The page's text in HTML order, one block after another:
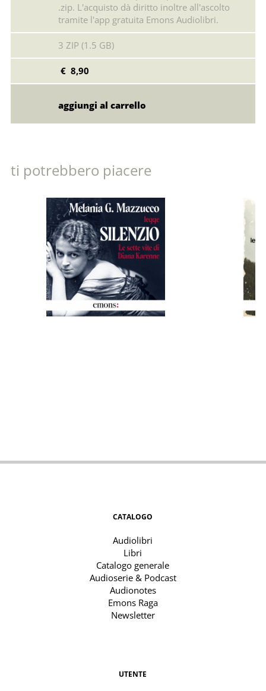
.zip. L'acquisto dà diritto inoltre all'ascolto
tramite l'app gratuita Emons Audiolibri.
3 ZIP (1.5 GB)
€ 8,90
ti potrebbero piacere
CATALOGO
Audiolibri
Libri
Catalogo generale
Audioserie & Podcast
Audionotes
Emons Raga
Newsletter
UTENTE